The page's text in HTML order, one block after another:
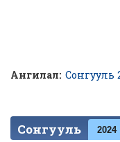
Ангилал: Сонгууль
Сонгууль 2024